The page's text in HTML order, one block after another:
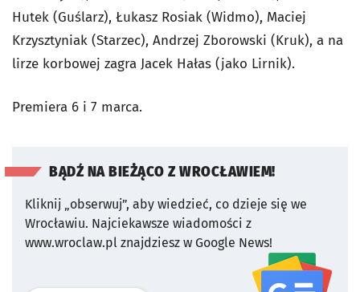
Hutek (Guślarz), Łukasz Rosiak (Widmo), Maciej
Krzysztyniak (Starzec), Andrzej Zborowski (Kruk), a na
lirze korbowej zagra Jacek Hałas (jako Lirnik).
Premiera 6 i 7 marca.
BĄDŹ NA BIEŻĄCO Z WROCŁAWIEM!
Kliknij „obserwuj”, aby wiedzieć, co dzieje się we
Wrocławiu. Najciekawsze wiadomości z
www.wroclaw.pl znajdziesz w Google News!